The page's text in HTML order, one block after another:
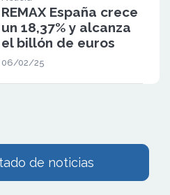
REMAX España crece
un 18,37% y alcanza
el billón de euros
06/02/25
de noticias